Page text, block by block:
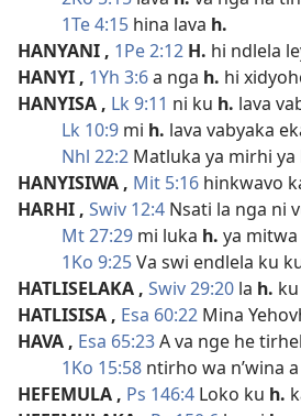
1Te 4:15 hina lava h.
HANYANI , 1Pe 2:12 H. hi ndlela
HANYI , 1Yh 3:6a nga h. hi
HANYISA , Lk 9:11 ni ku h. lava
Lk 10:9 mi h. lava vabyaka
Nhl 22:2 Matluka ya mirhi ya
HANYISIWA , Mit 5:16 hinkwavo
HARHI , Swiv 12:4 Nsati la nga ni
Mt 27:29 mi luka h. ya mitwa
1Ko 9:25Va swi endlela ku
HATLISELAKA , Swiv 29:20 la h.
HATLISISA , Esa 60:22 Mina
HAVA , Esa 65:23A va nge he
1Ko 15:58 ntirho wa n’wina
HEFEMULA , Ps 146:4 Loko ku h.